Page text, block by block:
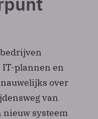
plannen en
over
van
nieuw systeem